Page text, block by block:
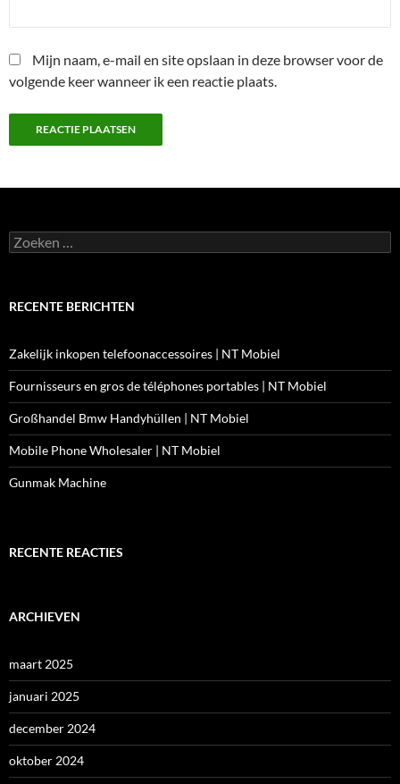
Mijn naam, e-mail en site opslaan in deze browser voor de
volgende keer wanneer ik een reactie plaats.
Zoeken
naar:
RECENTE BERICHTEN
Zakelijk inkopen telefoonaccessoires | NT Mobiel
Fournisseurs en gros de téléphones portables | NT Mobiel
Großhandel Bmw Handyhüllen | NT Mobiel
Mobile Phone Wholesaler | NT Mobiel
Gunmak Machine
RECENTE REACTIES
ARCHIEVEN
maart 2025
januari 2025
december 2024
oktober 2024